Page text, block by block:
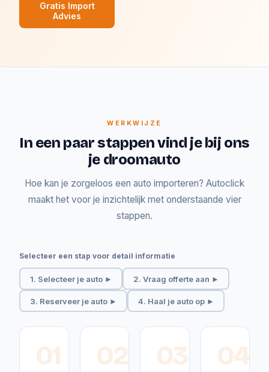
Gratis Import
Advies
WERKWIJZE
In een paar stappen vind je bij ons
je droomauto
Hoe kan je zorgeloos een auto importeren? Autoclick
maakt het voor je inzichtelijk met onderstaande vier
stappen.
Selecteer een stap voor detail informatie
1. Selecteer je auto ► 2. Vraag offerte aan ►
3. Reserveer je auto ► 4. Haal je auto op ►
01 02 03 04